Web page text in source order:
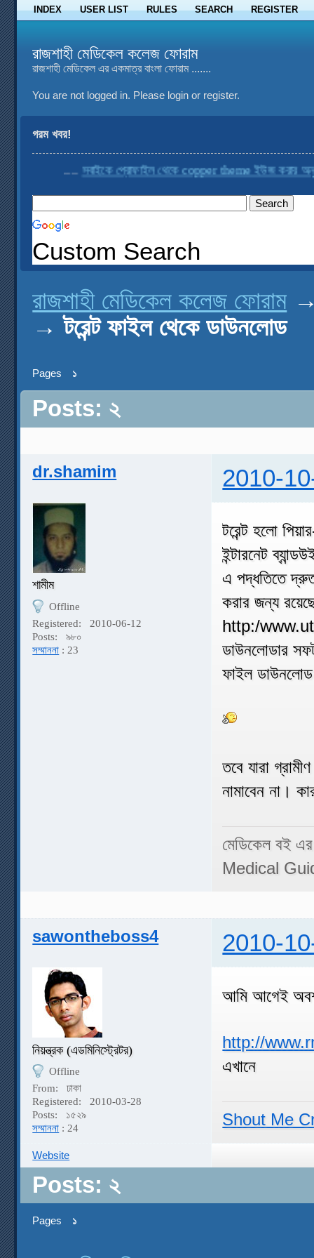
INDEX USER LIST RULES SEARCH REGISTER
রাজশাহী মেডিকেল কলেজ ফোরাম
রাজশাহী মেডিকেল এর একমাত্র বাংলা ফোরাম .......
You are not logged in. Please login or register.
গরম খবর!
....সবাইকে প্রোফাইল থেকে copper theme ইউজ করার
Custom Search
রাজশাহী মেডিকেল কলেজ ফোরাম
→টরেন্ট ফাইল থেকে ডাউনলোড
Pages ১
Posts: ২
dr.shamim 2010-
শামীম
Offline
Registered:
2010-06-12
Posts:
৯৮০
সম্মাননা : 23
টরেন্ট হলো
ইন্টারনেট
এ পদ্ধতিতে
করার জন্য
http:/
ডাউনলোডার
ফাইল
তবে যারা
নামাবেন না।
মেডিকেল বই
Medical
sawontheboss4 2010-
নিয়ন্ত্রক (এডমিনিস্ট্রেটর)
Offline
From:
ঢাকা
Registered:
2010-03-28
Posts:
১৫২৯
সম্মাননা : 24
আমি আগেই
http://
এখানে
Shout Me
Website
Posts: ২
Pages ১